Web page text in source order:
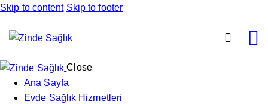
Skip to content Skip to footer
Close
Ana Sayfa
Evde Sağlık Hizmetleri